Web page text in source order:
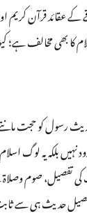
عقائد قرآن کریم
کا بھی مخالف ہے؛
رسول کو حجت
بلکہ یہ لوگ
کی تفصیل، صوم
حدیث ہی سے